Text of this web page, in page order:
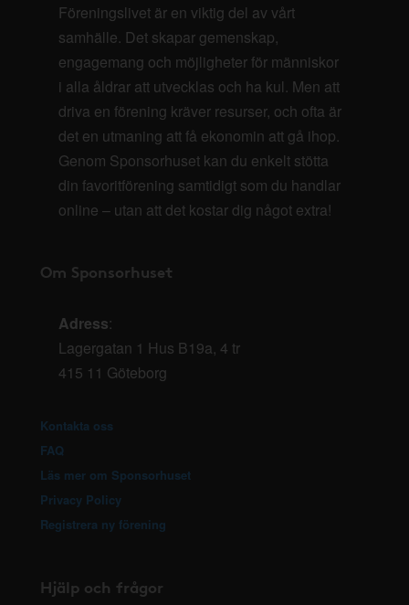
Föreningslivet är en viktig del av vårt
samhälle. Det skapar gemenskap,
engagemang och möjligheter för människor
i alla åldrar att utvecklas och ha kul. Men att
driva en förening kräver resurser, och ofta är
det en utmaning att få ekonomin att gå ihop.
Genom Sponsorhuset kan du enkelt stötta
din favoritförening samtidigt som du handlar
online – utan att det kostar dig något extra!
Om Sponsorhuset
Adress:
Lagergatan 1 Hus B19a, 4 tr
415 11 Göteborg
Kontakta oss
FAQ
Läs mer om Sponsorhuset
Privacy Policy
Registrera ny förening
Hjälp och frågor